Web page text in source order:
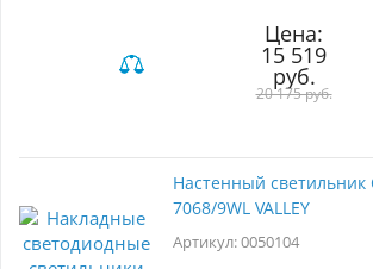
могут варьироваться от
светлого с прожилками от
коричневого. В комплект
декорна магните в виде
Цена:
15 519
руб.
20 175 руб.
Настенный светильник
7068/9WL VALLEY
Артикул: 0050104